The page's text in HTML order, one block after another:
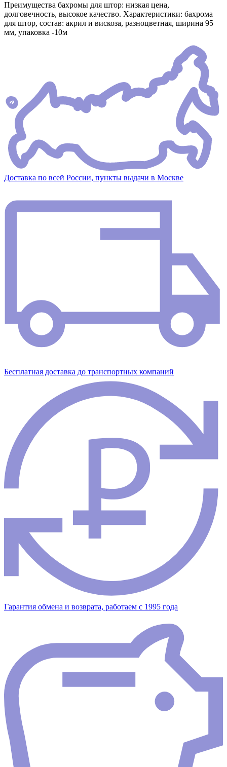
Преимущества бахромы для штор: низкая цена,
долговечность, высокое качество. Характеристики: бахрома
для штор, состав: акрил и вискоза, разноцветная, ширина 95
мм, упаковка -10м
Доставка по всей России, пункты выдачи в Москве
Бесплатная доставка до транспортных компаний
Гарантия обмена и возврата, работаем с 1995 года